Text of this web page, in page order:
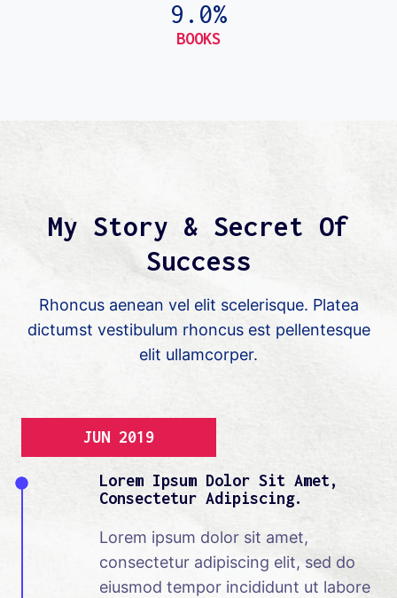
9.0%
BOOKS
My Story & Secret Of
Success
Rhoncus aenean vel elit scelerisque. Platea
dictumst vestibulum rhoncus est pellentesque
elit ullamcorper.
JUN 2019
Lorem Ipsum Dolor Sit Amet,
Consectetur Adipiscing.
Lorem ipsum dolor sit amet,
consectetur adipiscing elit, sed do
eiusmod tempor incididunt ut labore